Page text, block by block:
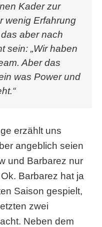
Kader zur
wenig Erfahrung
aber nach
sein: „Wir haben
Aber das
was Power und
erzählt uns
angeblich seien
und Barbarez nur
Barbarez hat ja
Saison gespielt,
zwei
Neben dem